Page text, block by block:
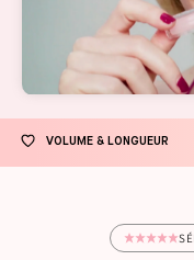
VOLUME & LONGUEUR